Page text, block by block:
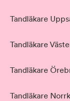
Tandläkare
Tandläkare
Tandläkare
Tandläkare